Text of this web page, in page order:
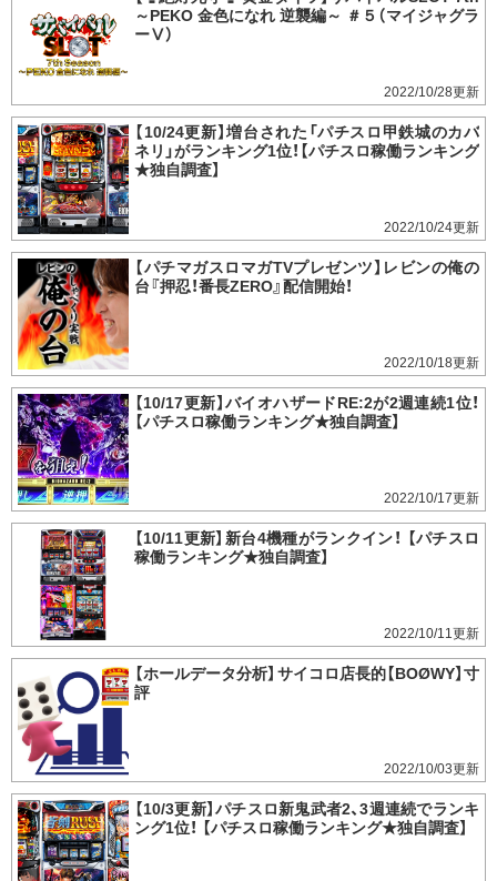
～PEKO 金色になれ 逆襲編～ ＃５（マイジャグラ
ーⅤ）
2022/10/28
【10/24更新】増台された「パチスロ甲鉄城のカバ
ネリ」がランキング1位！【パチスロ稼働ランキング
★独自調査】
2022/10/24
【パチマガスロマガTVプレゼンツ】レビンの俺の
台『押忍！番長ZERO』配信開始！
2022/10/18
【10/17更新】バイオハザードRE:2が2週連続1位！
【パチスロ稼働ランキング★独自調査】
2022/10/17
【10/11更新】新台4機種がランクイン！ 【パチスロ
稼働ランキング★独自調査】
2022/10/11
【ホールデータ分析】サイコロ店長的【BOØWY】寸
評
2022/10/03
【10/3更新】パチスロ新鬼武者2、3週連続でランキ
ング1位！ 【パチスロ稼働ランキング★独自調査】